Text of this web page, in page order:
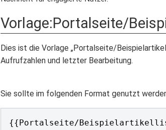
Vorlage:Portalseite/
Dies ist die Vorlage „Portalseite/
Aufrufzahlen und letzter Bearbeitung.
Sie sollte im folgenden Format genutzt
{{Portalseite/